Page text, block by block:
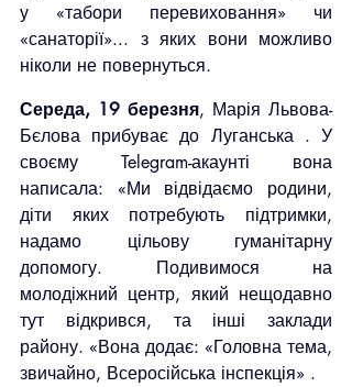
у «табори перевиховання» чи
«санаторії»... з яких вони можливо
ніколи не повернуться.
Середа, 19 березня, Марія Львова-
Бєлова прибуває до Луганська . У
своєму Telegram-акаунті вона
написала: «Ми відвідаємо родини,
діти яких потребують підтримки,
надамо цільову гуманітарну
допомогу. Подивимося на
молодіжний центр, який нещодавно
тут відкрився, та інші заклади
району. «Вона додає: «Головна тема,
звичайно, Всеросійська інспекція» .